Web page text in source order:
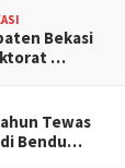
Bekasi
…
Tewas
Bendu…